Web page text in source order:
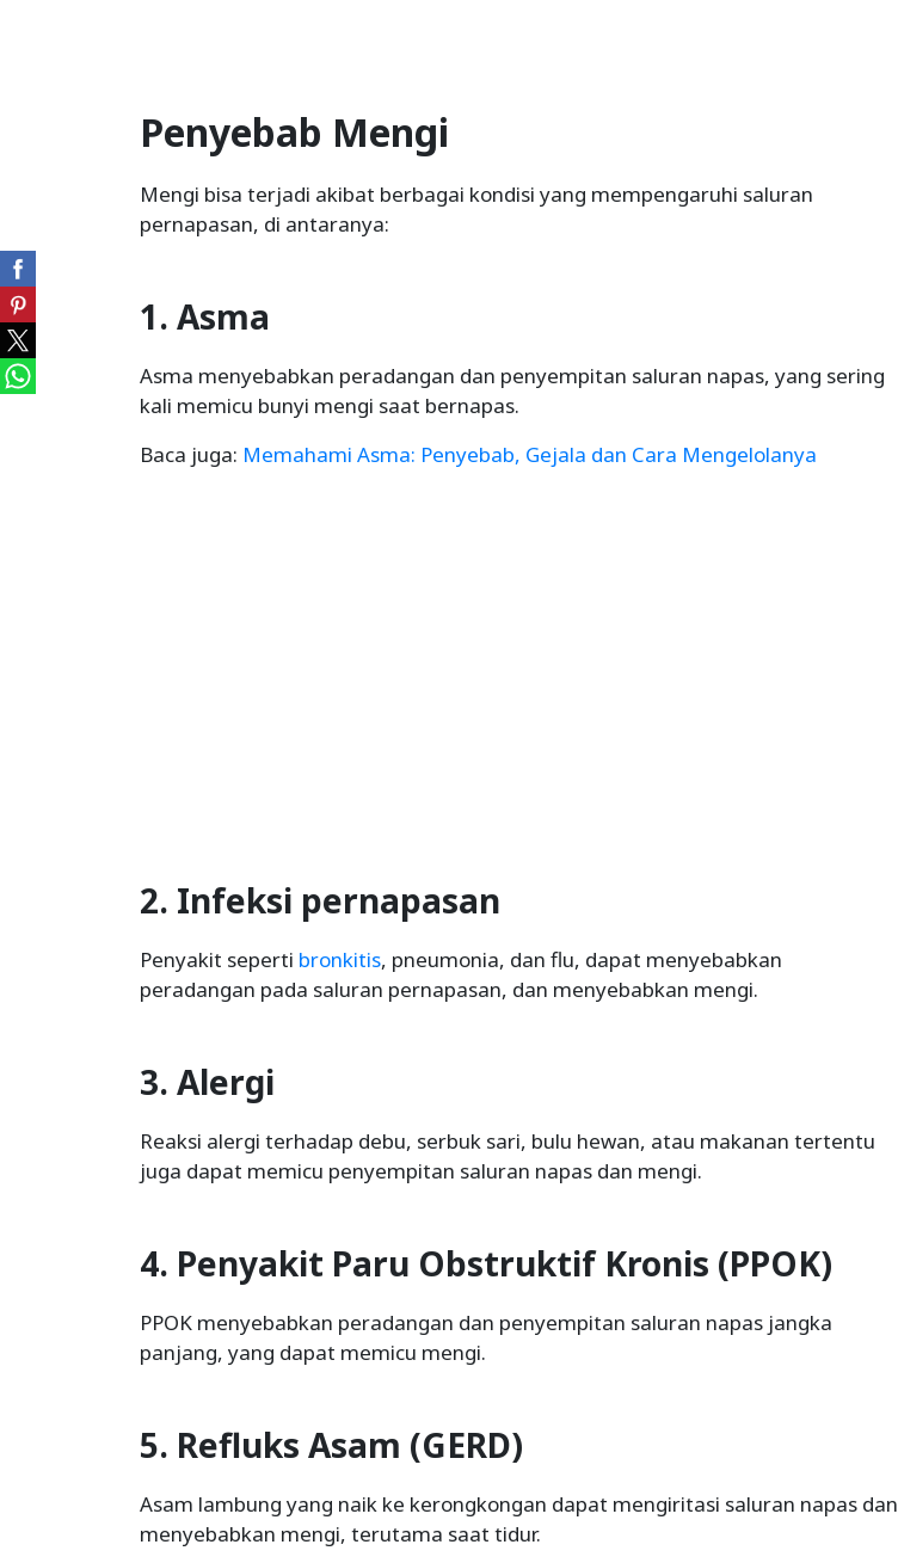
Penyebab Mengi
Mengi bisa terjadi akibat berbagai kondisi yang mempengaruhi saluran
pernapasan, di antaranya:
1. Asma
Asma menyebabkan peradangan dan penyempitan saluran napas, yang sering
kali memicu bunyi mengi saat bernapas.
Baca juga: Memahami Asma: Penyebab, Gejala dan Cara Mengelolanya
2. Infeksi pernapasan
Penyakit seperti bronkitis, pneumonia, dan flu, dapat menyebabkan
peradangan pada saluran pernapasan, dan menyebabkan mengi.
3. Alergi
Reaksi alergi terhadap debu, serbuk sari, bulu hewan, atau makanan tertentu
juga dapat memicu penyempitan saluran napas dan mengi.
4. Penyakit Paru Obstruktif Kronis (PPOK)
PPOK menyebabkan peradangan dan penyempitan saluran napas jangka
panjang, yang dapat memicu mengi.
5. Refluks Asam (GERD)
Asam lambung yang naik ke kerongkongan dapat mengiritasi saluran napas dan
menyebabkan mengi, terutama saat tidur.